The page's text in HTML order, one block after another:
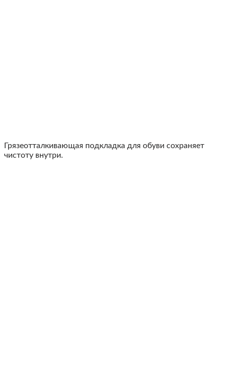
Грязеотталкивающая подкладка для обуви сохраняет
чистоту внутри.